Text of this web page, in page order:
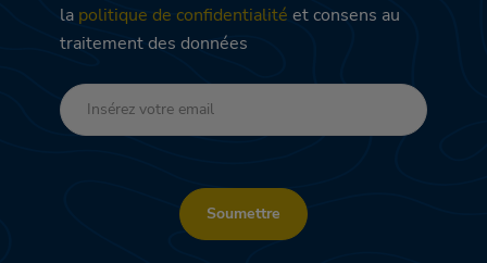
la politique de confidentialité et consens au
traitement des données
Soumettre